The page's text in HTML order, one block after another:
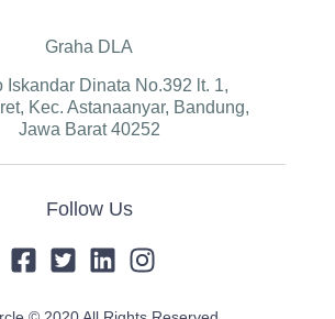
Graha DLA
Iskandar Dinata No.392 lt. 1,
Kec. Astanaanyar, Bandung,
Jawa Barat 40252
Follow Us